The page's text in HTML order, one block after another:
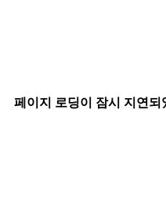
페이지 로딩이 잠시 지연